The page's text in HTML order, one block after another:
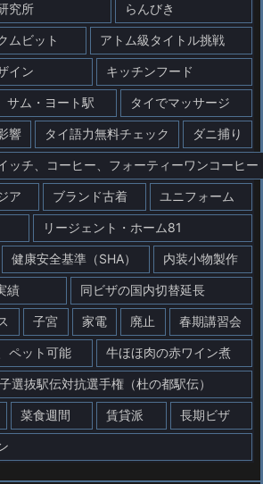
究所
らんびき
ムビット アトム級タイトル挑戦
イン キッチンフード
サム・ヨート駅 タイでマッサージ
響 タイ語力無料チェック ダニ捕り
ッチ、コーヒー、フォーティーワンコーヒー
ア ブランド古着 ユニフォーム
リージェント・ホーム81
健康安全基準（SHA） 内装小物製作
績 同ビザの国内切替延長
子宮 家電 廃止 春期講習会
ペット可能 牛ほほ肉の赤ワイン煮
選抜駅伝対抗選手権（杜の都駅伝）
菜食週間 賃貸派 長期ビザ